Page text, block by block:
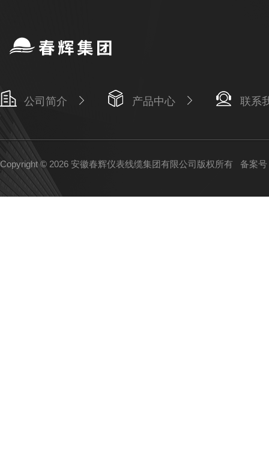
公司简介 产品中心 联系
Copyright © 2026 安徽春辉仪表线缆集团有限公司版权所有 备案号